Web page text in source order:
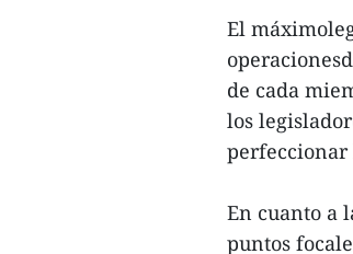
El
de cada
los
perfeccionar
En cuanto a
puntos